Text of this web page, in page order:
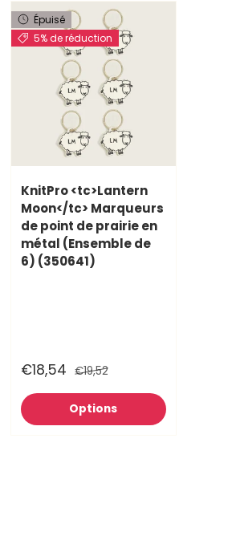
Épuisé
5% de réduction
KnitPro <tc>Lantern
Moon</tc> Marqueurs
de point de prairie en
métal (Ensemble de
6) (350641)
€18,54 €19,52
Options